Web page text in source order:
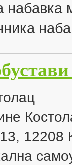
набавка
12208